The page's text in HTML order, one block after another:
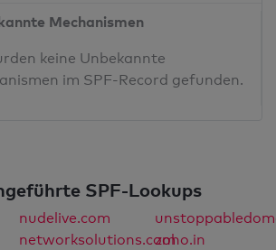
Mechanismen
keine Unbekannte
im SPF-Record gefunden.
SPF-Lookups
nudelive.com
networksolutions.comzoho.in